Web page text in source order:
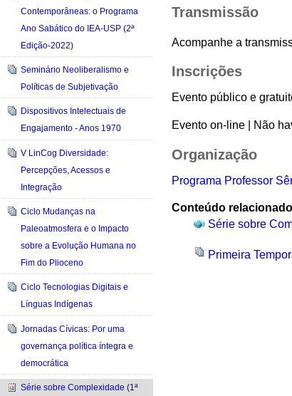
Transmissão
Acompanhe a
Inscrições
Evento público e
Evento on-line | Não
Organização
Programa Professor
Conteúdo relacionado
Série sobre
Primeira
Contemporâneas: o Programa
Ano Sabático do IEA-USP (2ª
Edição-2022)
Seminário Neoliberalismo e
Políticas de Subjetivação
Dispositivos Intelectuais de
Engajamento - Anos 1970
V LinCog Diversidade:
Percepções, Acessos e
Integração
Ciclo Mudanças na
Paleoatmosfera e o Impacto
sobre a Evolução Humana no
Fim do Plioceno
Ciclo Tecnologias Digitais e
Línguas Indígenas
Jornadas Cívicas: Por uma
governança política íntegra e
democrática
Série sobre Complexidade (1ª